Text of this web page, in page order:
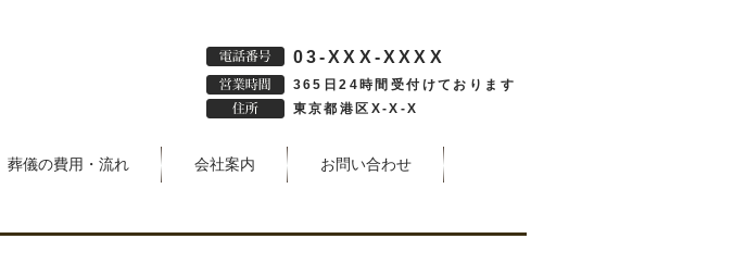
03-XXX-XXXX
365日24時間受付けております
東京都港区X-X-X
葬儀の費用・流れ 会社案内 お問い合わせ